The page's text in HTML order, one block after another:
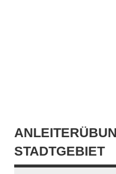
STADTGEBIET